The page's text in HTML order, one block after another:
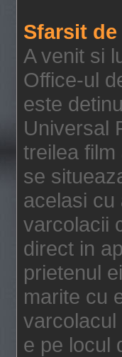
Sfarsit
A venit si
Office-ul
este
Universal
treilea
se
acelasi cu
varcolacii
direct in
prietenul
marite cu
e pe locul